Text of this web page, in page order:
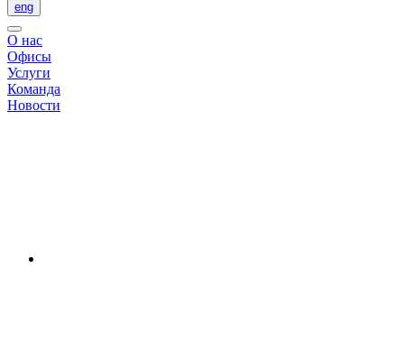
eng
О нас
Офисы
Услуги
Команда
Новости